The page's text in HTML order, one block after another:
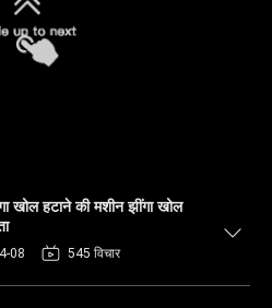
खोल हटाने की मशीन झींगा खोल
08 545 विचार